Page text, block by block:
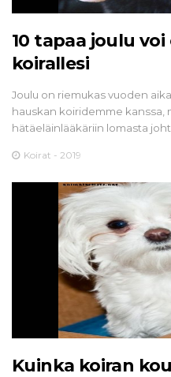
10 tapaa joulu
koirallesi
Joulu on riemukas vuoden
hauskan koiridemme kanssa,
hätäeläinlääkäriin lomasta
Koirat - 2019
Kuinka koiran